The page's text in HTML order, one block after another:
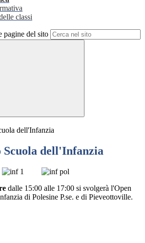
classi
pagine del sito
dell'Infanzia
Scuola dell'Infanzia
dalle 15:00 alle 17:00 si svolgerà l'Open
di Polesine P.se. e di Pieveottoville.